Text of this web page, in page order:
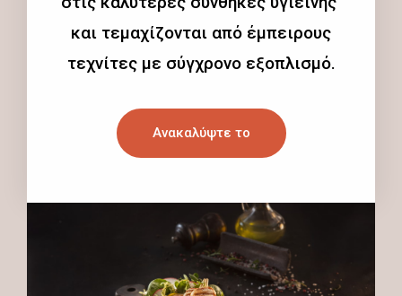
και τεμαχίζονται από έμπειρους
τεχνίτες με σύγχρονο εξοπλισμό.
Ανακαλύψτε το